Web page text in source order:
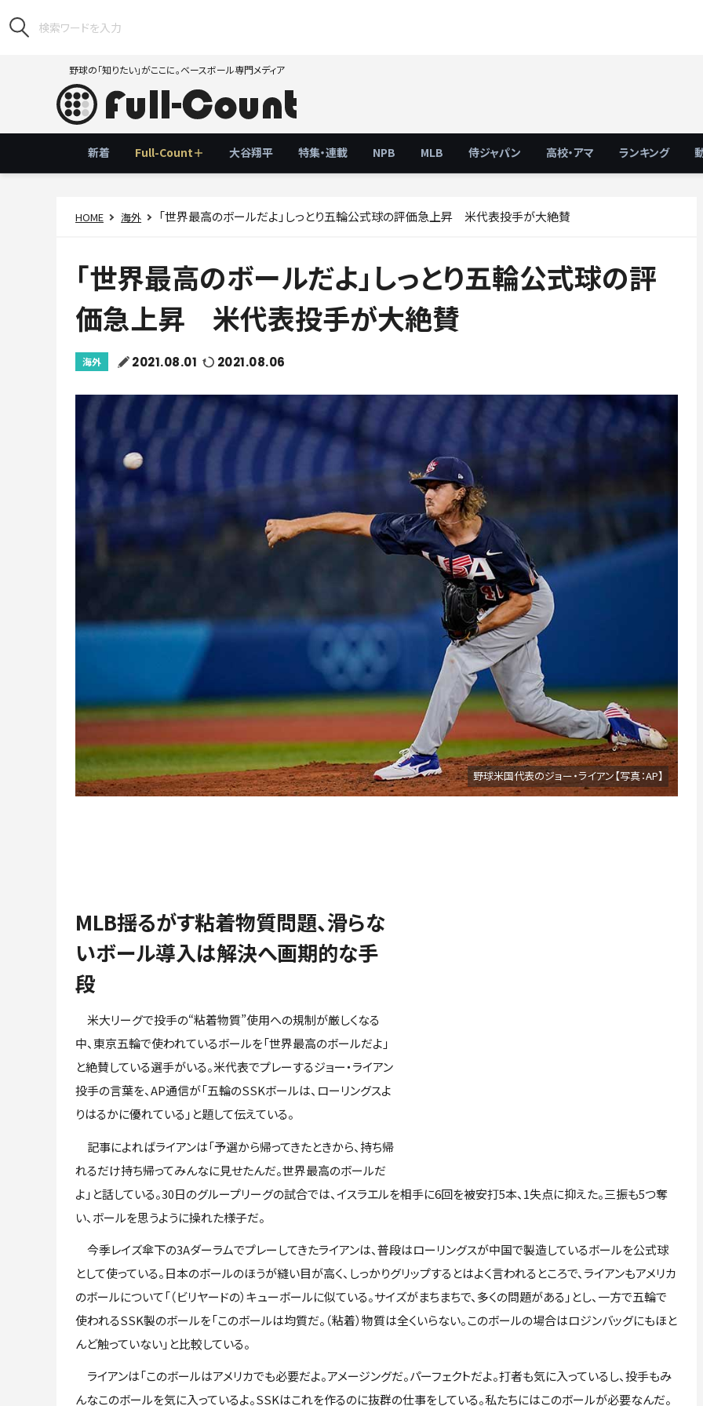
野球の「知りたい」がここに。ベースボール専門メディア
新着 Full-Count＋ 大谷翔平 特集・連載 NPB MLB 侍ジャパン 高校・アマ ランキング
HOME 海外 「世界最高のボールだよ」しっとり五輪公式球の評価急上昇 米代表投手が大絶賛
「世界最高のボールだよ」しっとり五輪公式球の評
価急上昇 米代表投手が大絶賛
海外 2021.08.01 2021.08.06
野球米国代表のジョー・ライアン【写真：AP】
MLB揺るがす粘着物質問題、滑らな
いボール導入は解決へ画期的な手
段
米大リーグで投手の“粘着物質”使用への規制が厳しくなる
中、東京五輪で使われているボールを「世界最高のボールだよ」
と絶賛している選手がいる。米代表でプレーするジョー・ライアン
投手の言葉を、AP通信が「五輪のSSKボールは、ローリングスよ
りはるかに優れている」と題して伝えている。
記事によればライアンは「予選から帰ってきたときから、持ち帰
れるだけ持ち帰ってみんなに見せたんだ。世界最高のボールだ
よ」と話している。30日のグループリーグの試合では、イスラエルを相手に6回を被安打5本、1失点に抑えた。三振も5つ奪
い、ボールを思うように操れた様子だ。
今季レイズ傘下の3Aダーラムでプレーしてきたライアンは、普段はローリングスが中国で製造しているボールを公式球
として使っている。日本のボールのほうが縫い目が高く、しっかりグリップするとはよく言われるところで、ライアンもアメリカ
のボールについて「（ビリヤードの）キューボールに似ている。サイズがまちまちで、多くの問題がある」とし、一方で五輪で
使われるSSK製のボールを「このボールは均質だ。（粘着）物質は全くいらない。このボールの場合はロジンバッグにもほと
んど触っていない」と比較している。
ライアンは「このボールはアメリカでも必要だよ。アメージングだ。パーフェクトだよ。打者も気に入っているし、投手もみ
んなこのボールを気に入っているよ。SSKはこれを作るのに抜群の仕事をしている。私たちにはこのボールが必要なんだ。